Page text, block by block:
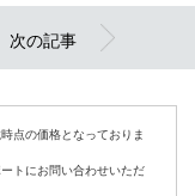
次の記事
点の価格となっておりま
トにお問い合わせいただ